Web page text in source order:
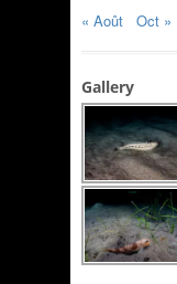
« Août
Oct »
Gallery